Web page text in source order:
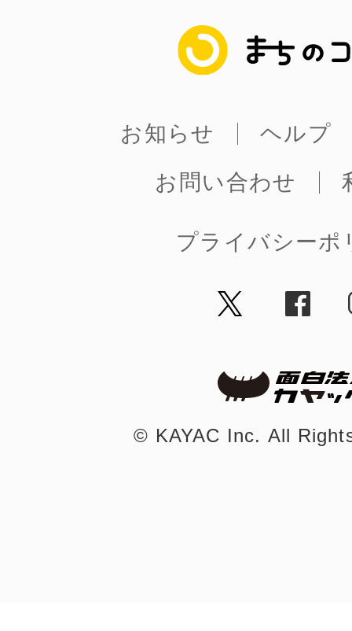
まちのコイン
お知らせ
ヘルプ
お問い合わせ
プライバシーポ
©︎ KAYAC Inc. All